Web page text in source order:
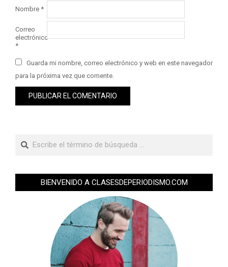
Nombre *
Correo
electrónico
*
Guarda mi nombre, correo electrónico y web en este navegador
para la próxima vez que comente.
BIENVENIDO A CLASESDEPERIODISMO.COM